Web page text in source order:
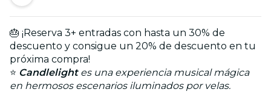
🎂 ¡Reserva 3+ entradas con hasta un 30% de
descuento y consigue un 20% de descuento en tu
próxima compra!
⭐ Candlelightes una experiencia musical mágica
en hermosos escenarios iluminados por velas.